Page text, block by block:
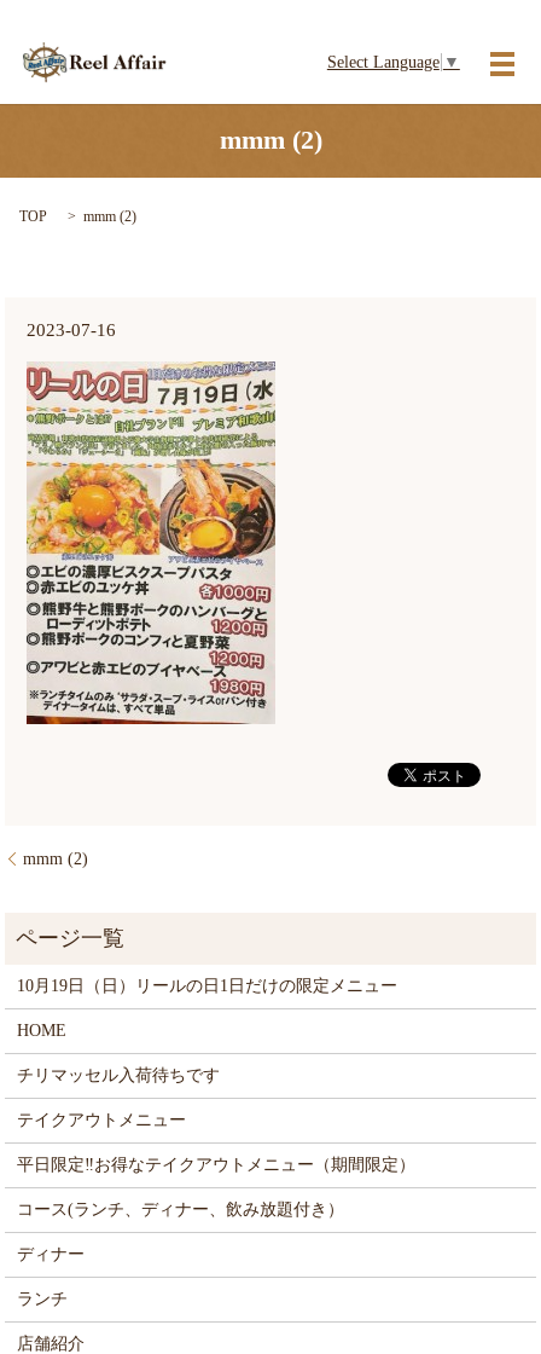
Select Language ▼
メ
mmm (2)
TOP mmm (2)
2023-07-16
mmm (2)
10月19日（日）リールの日1日だけの限定メニュー
HOME
チリマッセル入荷待ちです
テイクアウトメニュー
平日限定‼お得なテイクアウトメニュー（期間限定）
コース(ランチ、ディナー、飲み放題付き）
ディナー
ランチ
店舗紹介